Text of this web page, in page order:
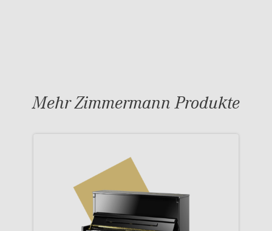
Mehr Zimmermann Produkte